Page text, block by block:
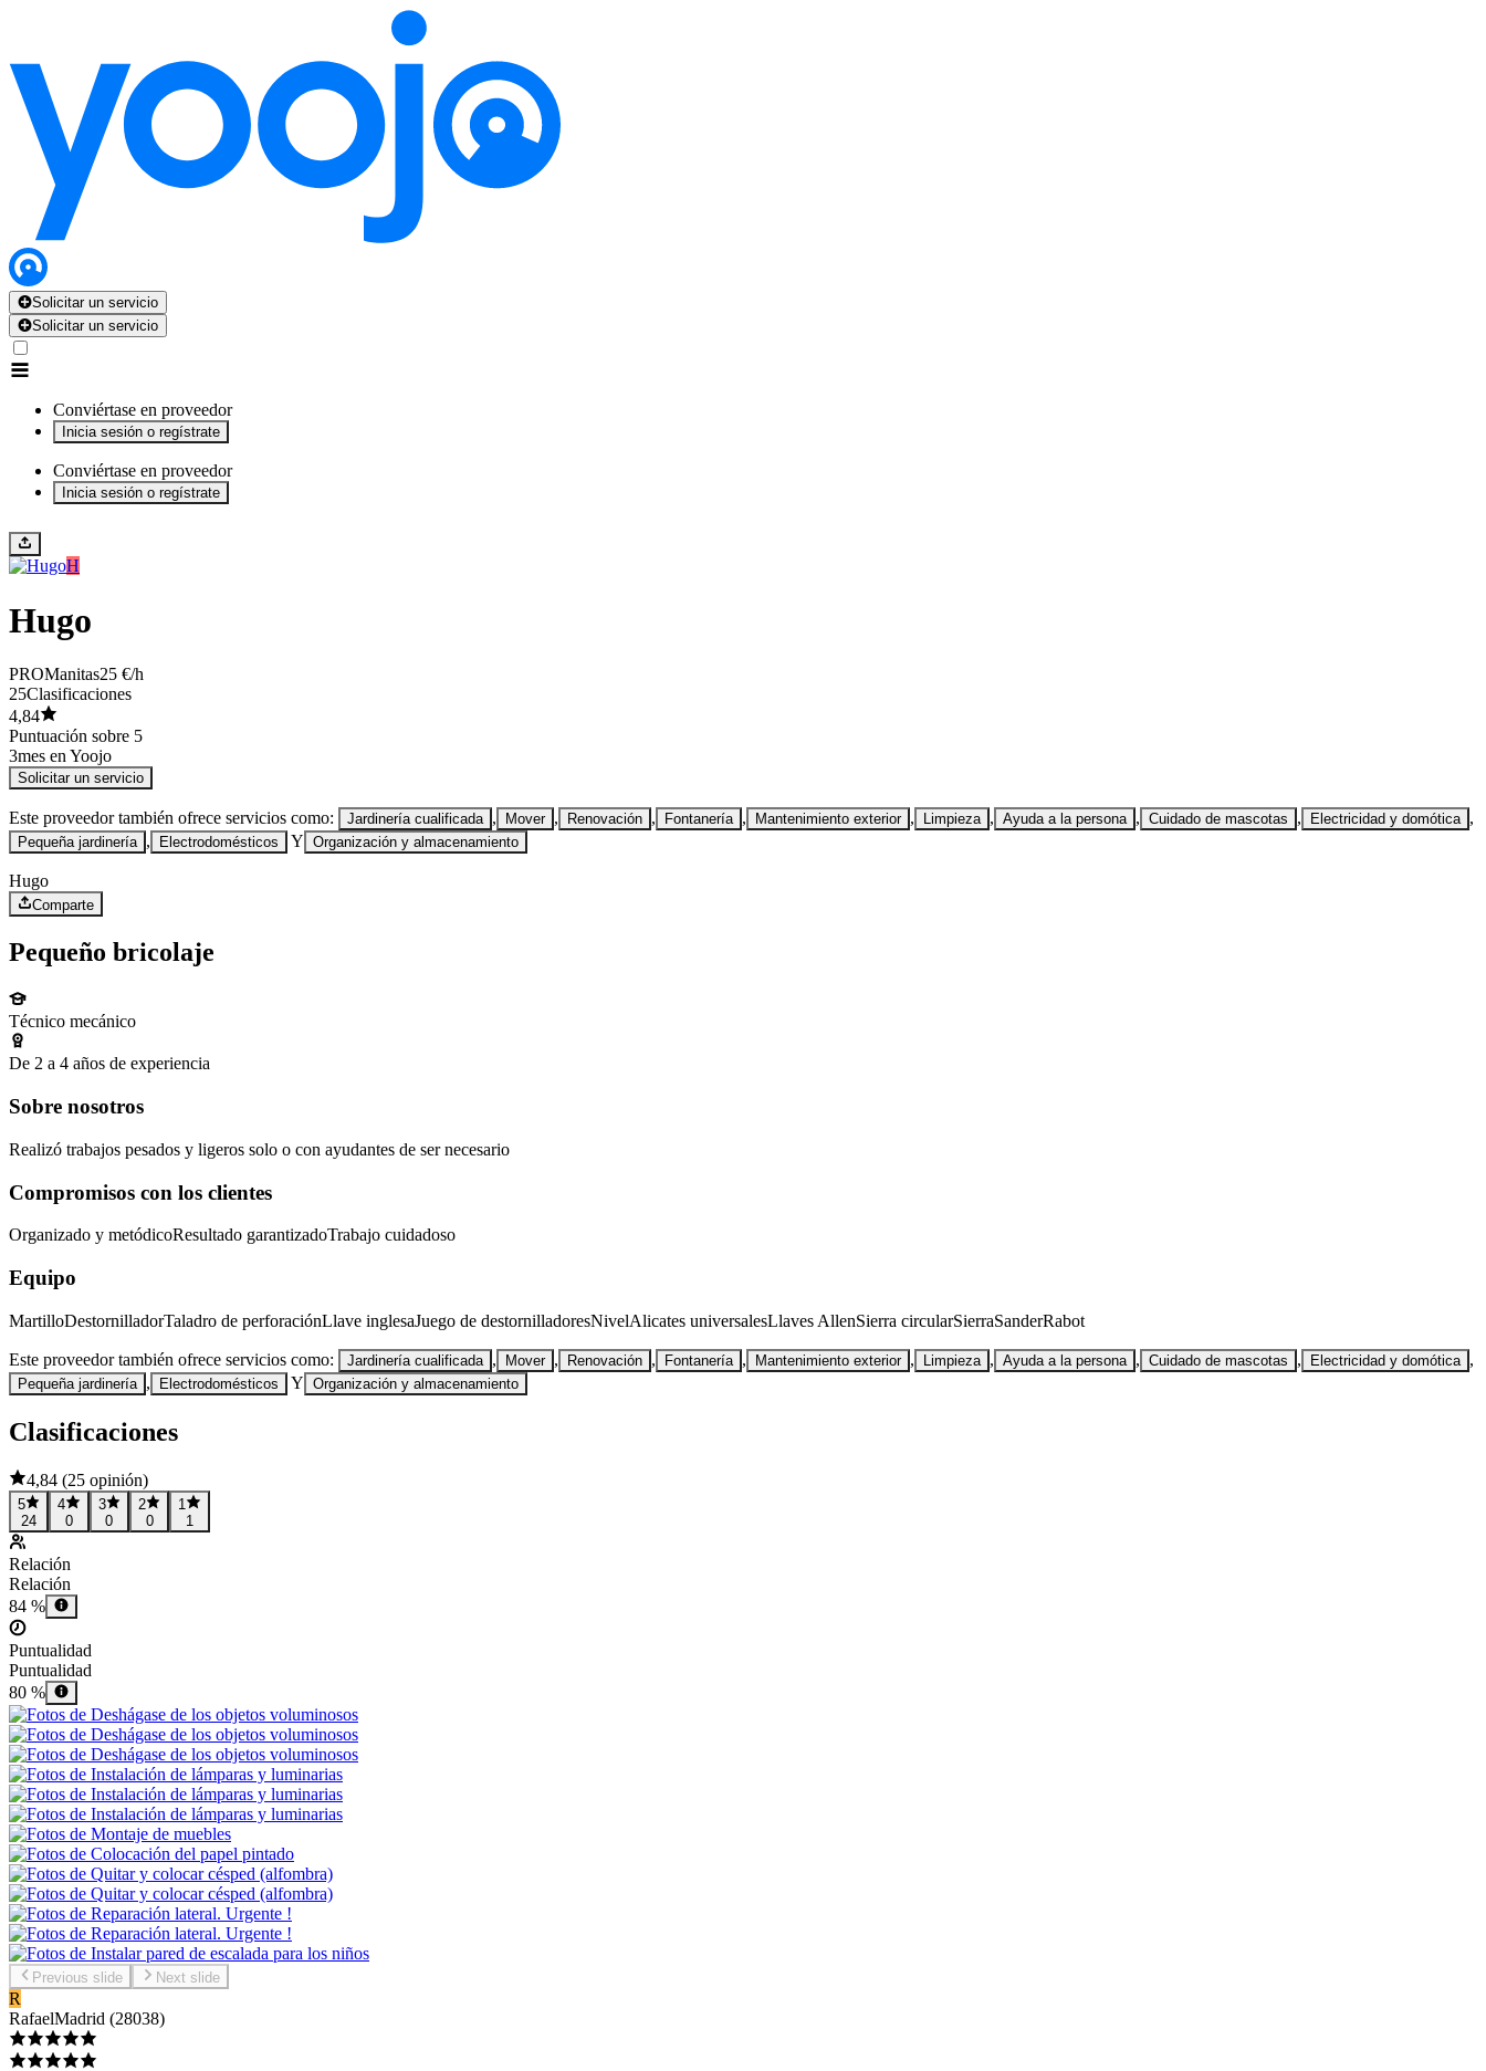
Solicitar un servicio
Solicitar un servicio
Conviértase en proveedor
Inicia sesión o regístrate
Conviértase en proveedor
Inicia sesión o regístrate
H
Hugo
PROManitas25 €/h
25Clasificaciones
4,84
Puntuación sobre 5
3mes en Yoojo
Solicitar un servicio
Este proveedor también ofrece servicios como: Jardinería cualificada , Mover , Renovación , Fontanería , Mantenimiento exterior , Limpieza , Ayuda a la persona , Cuidado de mascotas , Electricidad y domótica ,
Pequeña jardinería , Electrodomésticos Y Organización y almacenamiento
Hugo
Comparte
Pequeño bricolaje
Técnico mecánico
De 2 a 4 años de experiencia
Sobre nosotros
Realizó trabajos pesados y ligeros solo o con ayudantes de ser necesario
Compromisos con los clientes
Organizado y metódicoResultado garantizadoTrabajo cuidadoso
Equipo
MartilloDestornilladorTaladro de perforaciónLlave inglesaJuego de destornilladoresNivelAlicates universalesLlaves AllenSierra circularSierraSanderRabot
Este proveedor también ofrece servicios como: Jardinería cualificada , Mover , Renovación , Fontanería , Mantenimiento exterior , Limpieza , Ayuda a la persona , Cuidado de mascotas , Electricidad y domótica ,
Pequeña jardinería , Electrodomésticos Y Organización y almacenamiento
Clasificaciones
4,84 (25 opinión)
5
24
4
0
3
0
2
0
1
1
Relación
Relación
84 %
Puntualidad
Puntualidad
80 %
Previous slide Next slide
R
RafaelMadrid (28038)